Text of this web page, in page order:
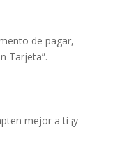
de pagar,
Tarjeta”.
mejor a ti ¡y